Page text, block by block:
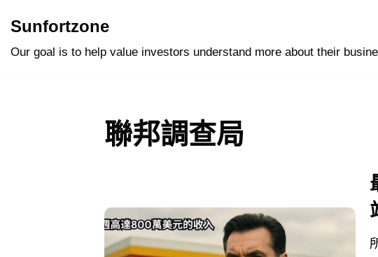
Sunfortzone
Our goal is to help value investors understand more about their
聯邦調查局